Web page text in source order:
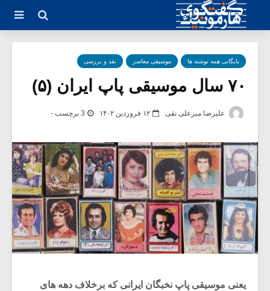
بایگانی همه نوشته ها موسیقی معاصر نقد و بررسی
۷۰ سال موسیقی پاپ ایران (۵)
علیرضا میرعلی نقی ۱۲ فروردین ۱۴۰۲ 3 برچسب -
یعنی موسیقی پاپ نخبگان ایرانی که برخلاف دهه های